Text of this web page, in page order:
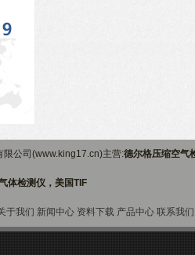
限公司(www.king17.cn)主营:德尔格压缩空气
体检测仪，美国TIF
于我们 新闻中心 资料下载 产品中心 联系我们